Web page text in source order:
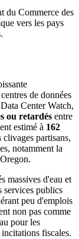
du Commerce des
vers les pays
de données
Center Watch,
ou retardés entre
estimé à 162
partisans,
notamment la
massives d'eau et
services publics
peu d'emplois
non pas comme
pour les
fiscales.